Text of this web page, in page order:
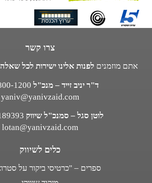
צרו קשר
אתם מוזמנים לפנות אלינו ישירות לכל
ד"ר יניב זייד – מנכ"ל 1200
yaniv@yanivzaid.com
לוטן סגל – סמנכ"ל שיווק
lotan@yanivzaid.com
כלים לשיווק
ספרים – "כרטיסי ביקור על